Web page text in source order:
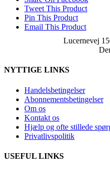
Tweet This Product
Pin This Product
Email This Product
Lucernevej
NYTTIGE LINKS
Handelsbetingelser
Abonnementsbetingelser
Om os
Kontakt os
Hjælp og ofte stillede
Privatlivspolitik
USEFUL LINKS